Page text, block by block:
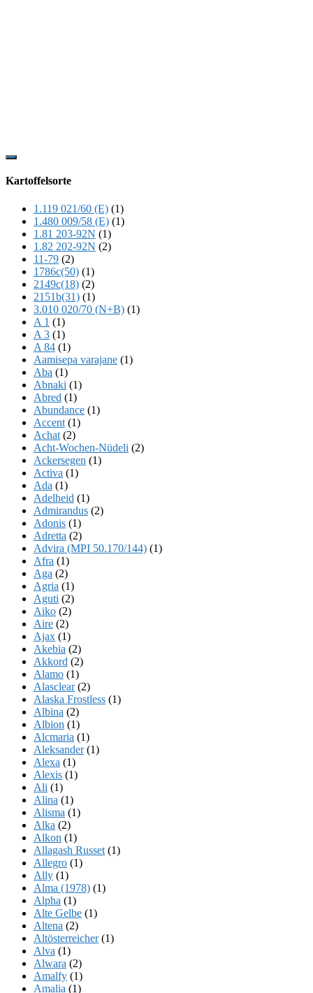
Show
Content
Kartoffelsorte
1.119 021/60 (E) (1)
1.480 009/58 (E) (1)
1.81 203-92N (1)
1.82 202-92N (2)
11-79 (2)
1786c(50) (1)
2149c(18) (2)
2151b(31) (1)
3.010 020/70 (N+B) (1)
A 1 (1)
A 3 (1)
A 84 (1)
Aamisepa varajane (1)
Aba (1)
Abnaki (1)
Abred (1)
Abundance (1)
Accent (1)
Achat (2)
Acht-Wochen-Nüdeli (2)
Ackersegen (1)
Activa (1)
Ada (1)
Adelheid (1)
Admirandus (2)
Adonis (1)
Adretta (2)
Advira (MPI 50.170/144) (1)
Afra (1)
Aga (2)
Agria (1)
Aguti (2)
Aiko (2)
Aire (2)
Ajax (1)
Akebia (2)
Akkord (2)
Alamo (1)
Alasclear(2)
Alaska Frostless (1)
Albina (2)
Albion (1)
Alcmaria (1)
Aleksander(1)
Alexa (1)
Alexis (1)
Ali (1)
Alina (1)
Alisma (1)
Alka (2)
Alkon (1)
Allagash Russet (1)
Allegro (1)
Ally (1)
Alma (1978) (1)
Alpha (1)
Alte Gelbe (1)
Altena (2)
Altösterreicher(1)
Alva (1)
Alwara (2)
Amalfy (1)
Amalia (1)